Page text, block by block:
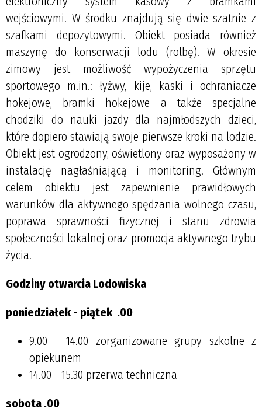
wejściowymi. W środku znajdują się dwie szatnie z
szafkami depozytowymi. Obiekt posiada również
maszynę do konserwacji lodu (rolbę). W okresie
zimowy jest możliwość wypożyczenia sprzętu
sportowego m.in.: łyżwy, kije, kaski i ochraniacze
hokejowe, bramki hokejowe a także specjalne
chodziki do nauki jazdy dla najmłodszych dzieci,
które dopiero stawiają swoje pierwsze kroki na lodzie.
Obiekt jest ogrodzony, oświetlony oraz wyposażony w
instalację nagłaśniającą i monitoring. Głównym
celem obiektu jest zapewnienie prawidłowych
warunków dla aktywnego spędzania wolnego czasu,
poprawa sprawności fizycznej i stanu zdrowia
społeczności lokalnej oraz promocja aktywnego trybu
życia.
Godziny otwarcia Lodowiska
poniedziałek - piątek .00
9.00 - 14.00 zorganizowane grupy szkolne z
opiekunem
14.00 - 15.30 przerwa techniczna
sobota .00